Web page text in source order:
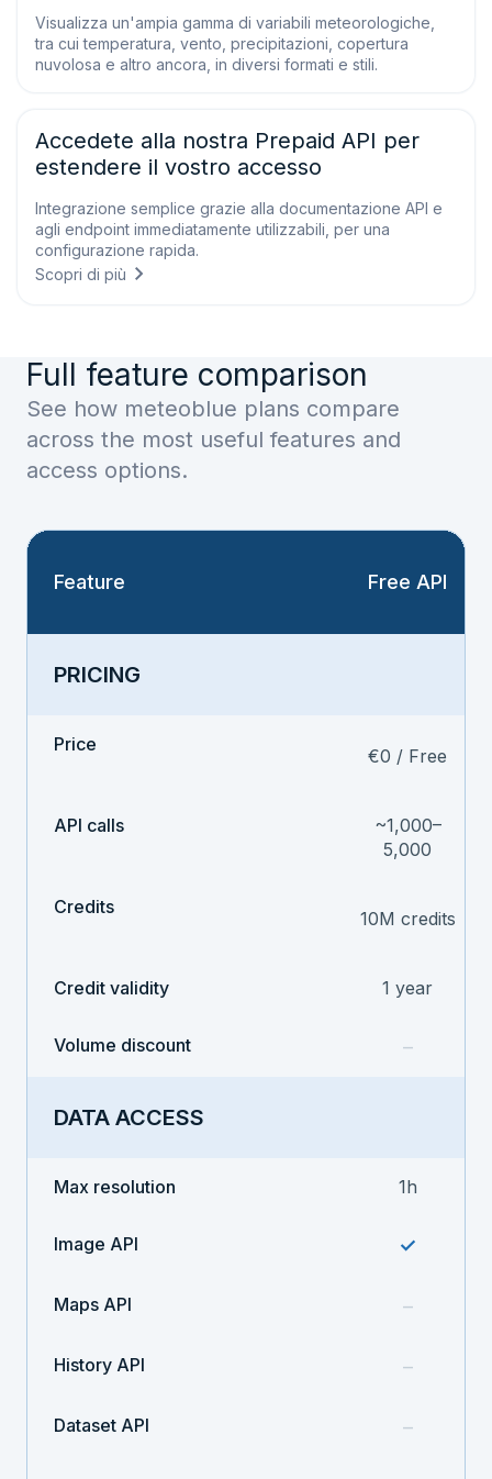
Visualizza un'ampia gamma di variabili meteorologiche,
tra cui temperatura, vento, precipitazioni, copertura
nuvolosa e altro ancora, in diversi formati e stili.
Accedete alla nostra Prepaid API per
estendere il vostro accesso
Integrazione semplice grazie alla documentazione API e
agli endpoint immediatamente utilizzabili, per una
configurazione rapida.
Scopri di più
Full feature comparison
See how meteoblue plans compare
across the most useful features and
access options.
Feature Free API
PRICING
Price
€0 / Free
API calls
~1,000–
5,000
Credits
10M credits
Credit validity 1 year
Volume discount –
DATA ACCESS
Max resolution 1h
Image API ✓
Maps API –
History API –
Dataset API –